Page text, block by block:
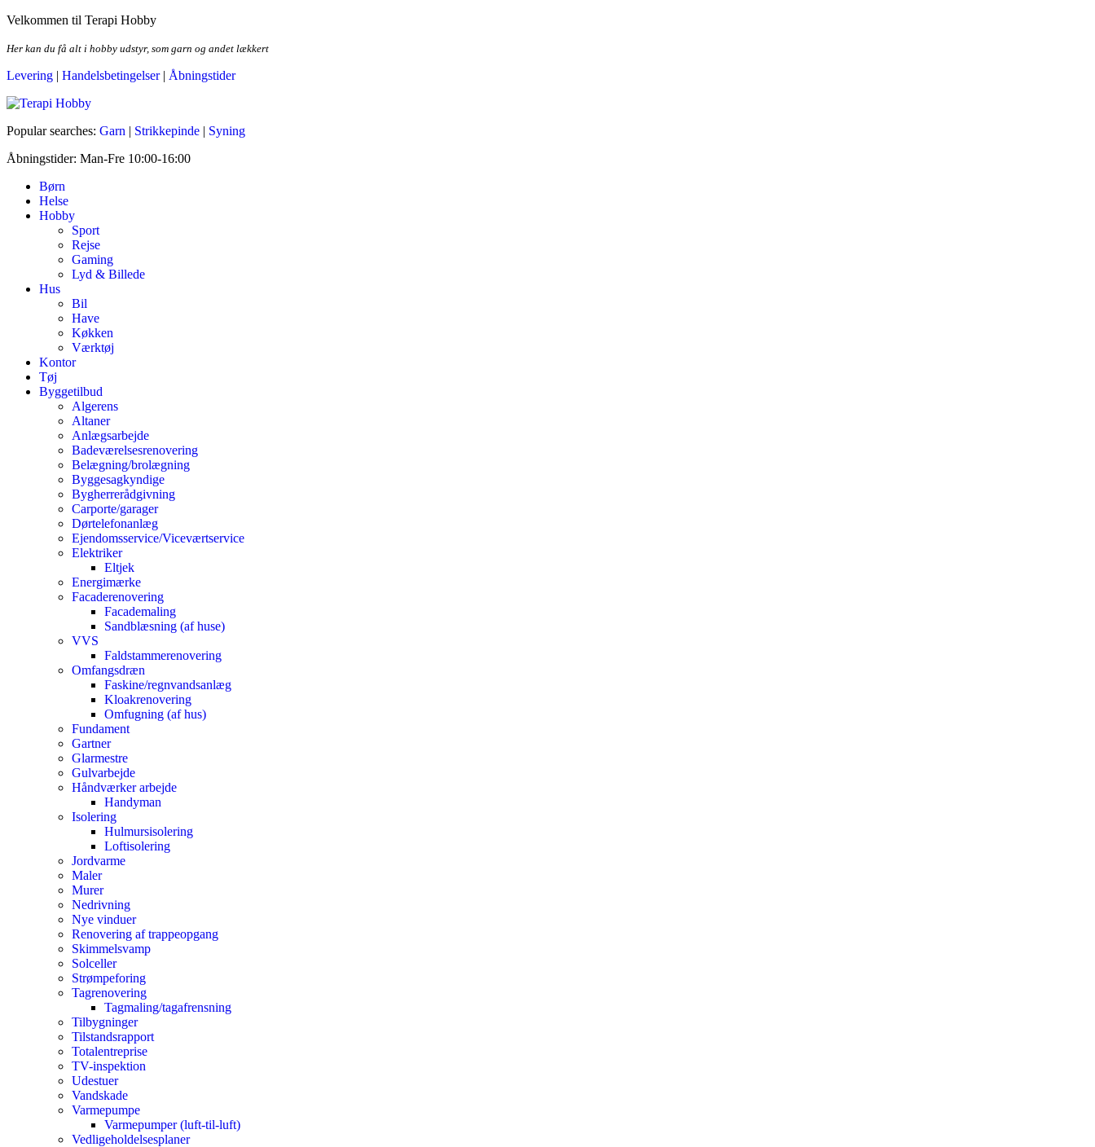
Skip
the
Velkommen til Terapi Hobby
Her kan du få alt i hobby udstyr, som garn og andet lækkert
Levering | Handelsbetingelser| Åbningstider
Terapi Hobby
Popular searches: Garn | Strikkepinde | Syning
Åbningstider: Man-Fre 10:00-16:00
Børn
Helse
Hobby
Sport
Rejse
Gaming
Lyd & Billede
Hus
Bil
Have
Køkken
Værktøj
Kontor
Tøj
Byggetilbud
Algerens
Altaner
Anlægsarbejde
Badeværelsesrenovering
Belægning/brolægning
Byggesagkyndige
Bygherrerådgivning
Carporte/garager
Dørtelefonanlæg
Ejendomsservice/Viceværtservice
Elektriker
Eltjek
Energimærke
Facaderenovering
Facademaling
Sandblæsning (af huse)
VVS
Faldstammerenovering
Omfangsdræn
Faskine/regnvandsanlæg
Kloakrenovering
Omfugning (af hus)
Fundament
Gartner
Glarmestre
Gulvarbejde
Håndværker arbejde
Handyman
Isolering
Hulmursisolering
Loftisolering
Jordvarme
Maler
Murer
Nedrivning
Nye vinduer
Renovering af trappeopgang
Skimmelsvamp
Solceller
Strømpeforing
Tagrenovering
Tagmaling/tagafrensning
Tilbygninger
Tilstandsrapport
Totalentreprise
TV-inspektion
Udestuer
Vandskade
Varmepumpe
Varmepumper (luft-til-luft)
Vedligeholdelsesplaner